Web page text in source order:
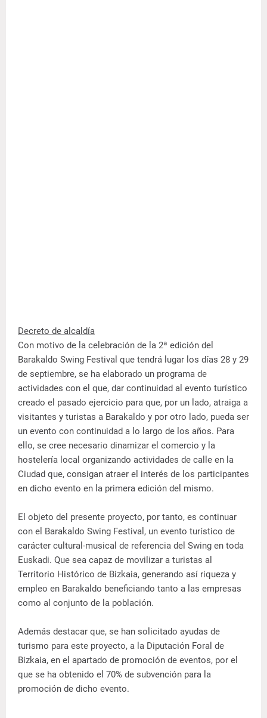
Decreto de alcaldía
Con motivo de la celebración de la 2ª edición del
Barakaldo Swing Festival que tendrá lugar los días 28 y 29
de septiembre, se ha elaborado un programa de
actividades con el que, dar continuidad al evento turístico
creado el pasado ejercicio para que, por un lado, atraiga a
visitantes y turistas a Barakaldo y por otro lado, pueda ser
un evento con continuidad a lo largo de los años. Para
ello, se cree necesario dinamizar el comercio y la
hostelería local organizando actividades de calle en la
Ciudad que, consigan atraer el interés de los participantes
en dicho evento en la primera edición del mismo.
El objeto del presente proyecto, por tanto, es continuar
con el Barakaldo Swing Festival, un evento turístico de
carácter cultural-musical de referencia del Swing en toda
Euskadi. Que sea capaz de movilizar a turistas al
Territorio Histórico de Bizkaia, generando así riqueza y
empleo en Barakaldo beneficiando tanto a las empresas
como al conjunto de la población.
Además destacar que, se han solicitado ayudas de
turismo para este proyecto, a la Diputación Foral de
Bizkaia, en el apartado de promoción de eventos, por el
que se ha obtenido el 70% de subvención para la
promoción de dicho evento.